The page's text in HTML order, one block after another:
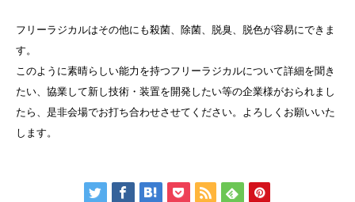
フリーラジカルはその他にも殺菌、除菌、脱臭、脱色が容易にできま
す。
このように素晴らしい能力を持つフリーラジカルについて詳細を聞き
たい、協業して新し技術・装置を開発したい等の企業様がおられまし
たら、是非会場でお打ち合わせさせてください。よろしくお願いいた
します。